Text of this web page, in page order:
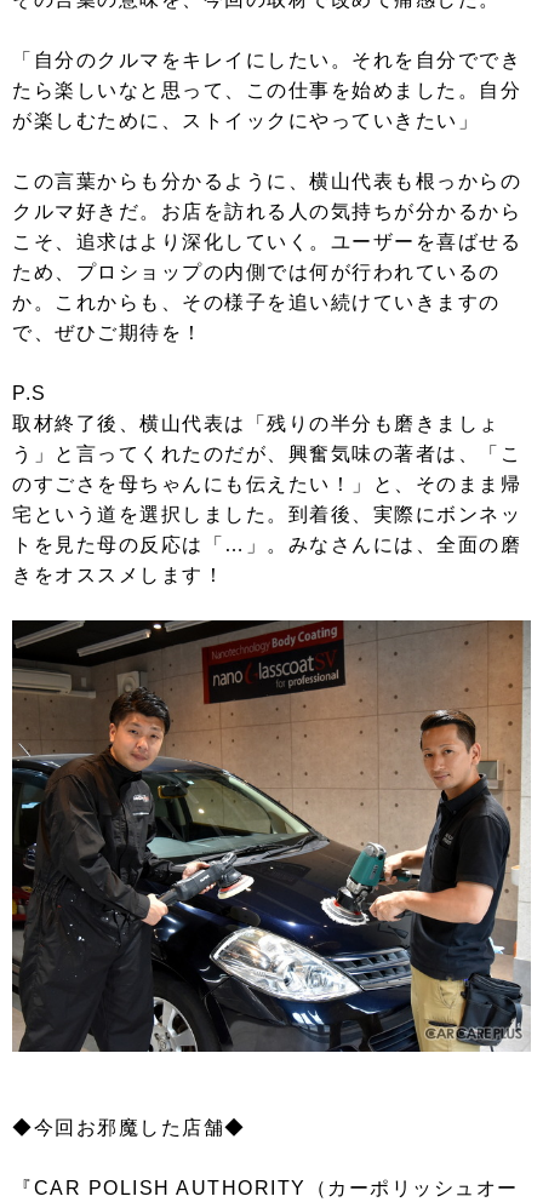
「自分のクルマをキレイにしたい。それを自分ででき
たら楽しいなと思って、この仕事を始めました。自分
が楽しむために、ストイックにやっていきたい」
この言葉からも分かるように、横山代表も根っからの
クルマ好きだ。お店を訪れる人の気持ちが分かるから
こそ、追求はより深化していく。ユーザーを喜ばせる
ため、プロショップの内側では何が行われているの
か。これからも、その様子を追い続けていきますの
で、ぜひご期待を！
P.S
取材終了後、横山代表は「残りの半分も磨きましょ
う」と言ってくれたのだが、興奮気味の著者は、「こ
のすごさを母ちゃんにも伝えたい！」と、そのまま帰
宅という道を選択しました。到着後、実際にボンネッ
トを見た母の反応は「…」。みなさんには、全面の磨
きをオススメします！
◆今回お邪魔した店舗◆
『CAR POLISH AUTHORITY（カーポリッシュオー